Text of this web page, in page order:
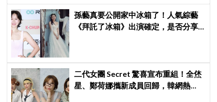
孫藝真要公開家中冰箱了！人氣綜藝
《拜託了冰箱》出演確定，是否分享
二代女團 Secret 驚喜宣布重組！全烋
星、鄭荷娜攜新成員回歸，韓網熱